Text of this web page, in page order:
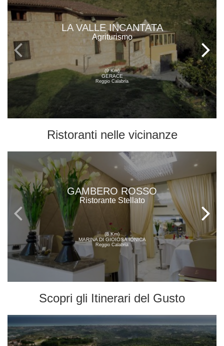
LA VALLE INCANTATA
Agriturismo
(9 Km)
GERACE
Reggio Calabria
Ristoranti nelle vicinanze
GAMBERO ROSSO
Ristorante Stellato
(8 Km)
MARINA DI GIOIOSA IONICA
Reggio Calabria
Scopri gli Itinerari del Gusto